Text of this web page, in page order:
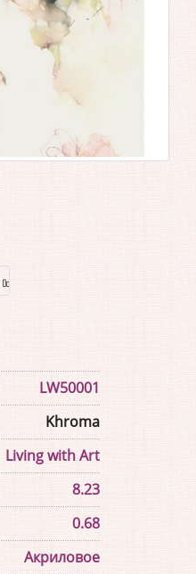
LW50001
Khroma
Living with Art
8.23
0.68
Акриловое